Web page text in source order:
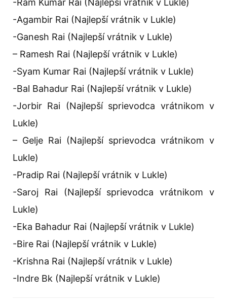
-Ram Kumar Rai (Najlepší vrátnik v Lukle)
-Agambir Rai (Najlepší vrátnik v Lukle)
-Ganesh Rai (Najlepší vrátnik v Lukle)
– Ramesh Rai (Najlepší vrátnik v Lukle)
-Syam Kumar Rai (Najlepší vrátnik v Lukle)
-Bal Bahadur Rai (Najlepší vrátnik v Lukle)
-Jorbir Rai (Najlepší sprievodca vrátnikom v
Lukle)
– Gelje Rai (Najlepší sprievodca vrátnikom v
Lukle)
-Pradip Rai (Najlepší vrátnik v Lukle)
-Saroj Rai (Najlepší sprievodca vrátnikom v
Lukle)
-Eka Bahadur Rai (Najlepší vrátnik v Lukle)
-Bire Rai (Najlepší vrátnik v Lukle)
-Krishna Rai (Najlepší vrátnik v Lukle)
-Indre Bk (Najlepší vrátnik v Lukle)